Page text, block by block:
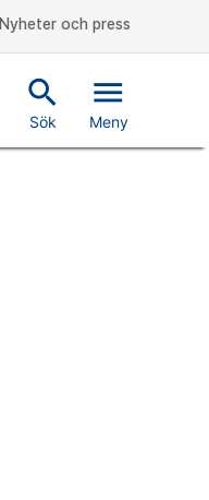
Nyheter och press
search
Sök
menu
Meny